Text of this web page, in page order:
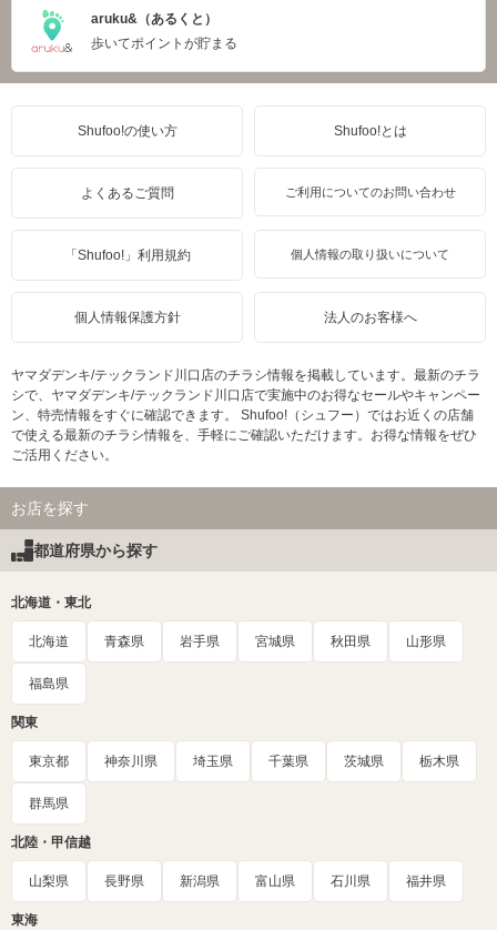
aruku&（あるくと）
歩いてポイントが貯まる
Shufoo!の使い方 Shufoo!とは
よくあるご質問 ご利用についてのお問い合わせ
「Shufoo!」利用規約 個人情報の取り扱いについて
個人情報保護方針 法人のお客様へ
ヤマダデンキ/テックランド川口店のチラシ情報を掲載しています。最新のチラ
シで、ヤマダデンキ/テックランド川口店で実施中のお得なセールやキャンペー
ン、特売情報をすぐに確認できます。 Shufoo!（シュフー）ではお近くの店舗
で使える最新のチラシ情報を、手軽にご確認いただけます。お得な情報をぜひ
ご活用ください。
お店を探す
都道府県から探す
北海道・東北
北海道 青森県 岩手県 宮城県 秋田県 山形県
福島県
関東
東京都 神奈川県 埼玉県 千葉県 茨城県 栃木県
群馬県
北陸・甲信越
山梨県 長野県 新潟県 富山県 石川県 福井県
東海